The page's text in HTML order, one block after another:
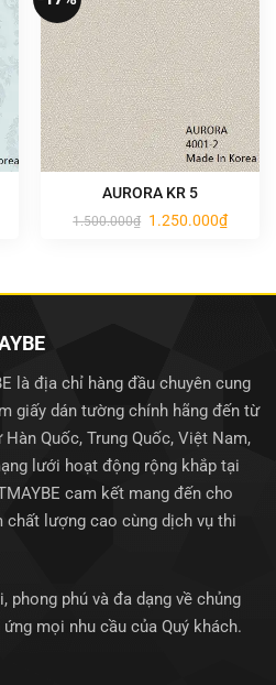
AURORA KR 5
1.500.000₫ Giá
gốc
1.250.000₫Giá
hiện
là địa chỉ hàng đầu chuyên cung
giấy dán tường chính hãng đến từ
Quốc, Trung Quốc, Việt Nam,
lưới hoạt động rộng khắp tại
cam kết mang đến cho
chất lượng cao cùng dịch vụ thi
phú và đa dạng về chủng
mọi nhu cầu của Quý khách.